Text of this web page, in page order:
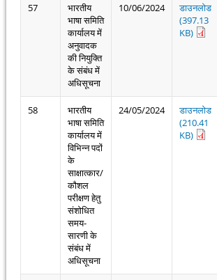
57
भारतीय
भाषा समिति
कार्यालय में
अनुवादक
की नियुक्ति
के संबंध में
अधिसूचना
10/06/2024
डाउनलोड
(397.13
KB)
58
भारतीय
भाषा समिति
कार्यालय में
विभिन्न पदों
के
साक्षात्कार/
कौशल
परीक्षण हेतु
संशोधित
समय-
सारणी के
संबंध में
अधिसूचना
24/05/2024
डाउनलोड
(210.41
KB)